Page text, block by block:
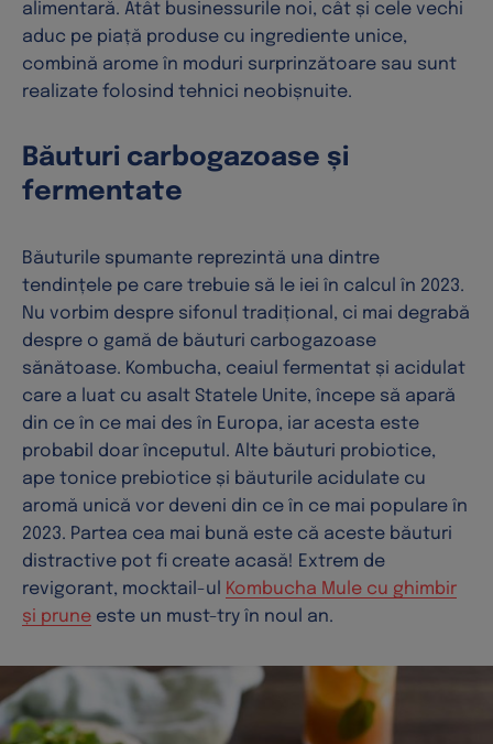
alimentară. Atât businessurile noi, cât și cele vechi
aduc pe piață produse cu ingrediente unice,
combină arome în moduri surprinzătoare sau sunt
realizate folosind tehnici neobișnuite.
Băuturi carbogazoase și
fermentate
Băuturile spumante reprezintă una dintre
tendințele pe care trebuie să le iei în calcul în 2023.
Nu vorbim despre sifonul tradițional, ci mai degrabă
despre o gamă de băuturi carbogazoase
sănătoase. Kombucha, ceaiul fermentat și acidulat
care a luat cu asalt Statele Unite, începe să apară
din ce în ce mai des în Europa, iar acesta este
probabil doar începutul. Alte băuturi probiotice,
ape tonice prebiotice și băuturile acidulate cu
aromă unică vor deveni din ce în ce mai populare în
2023. Partea cea mai bună este că aceste băuturi
distractive pot fi create acasă! Extrem de
revigorant, mocktail-ul Kombucha Mule cu ghimbir
și prune este un must-try în noul an.